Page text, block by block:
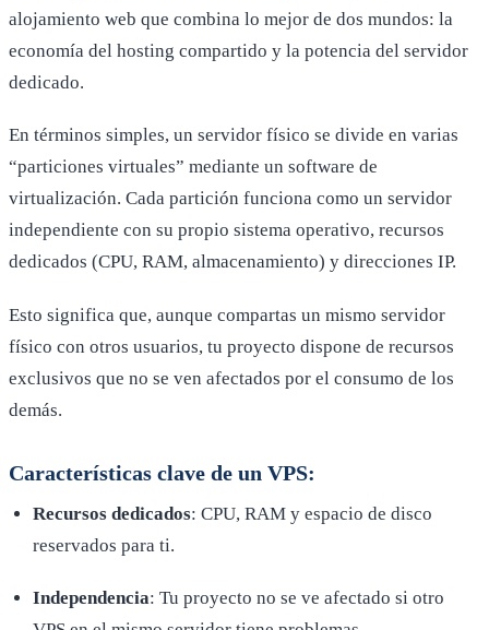
alojamiento web que combina lo mejor de dos mundos: la
economía del hosting compartido y la potencia del servidor
dedicado.
En términos simples, un servidor físico se divide en varias
“particiones virtuales” mediante un software de
virtualización. Cada partición funciona como un servidor
independiente con su propio sistema operativo, recursos
dedicados (CPU, RAM, almacenamiento) y direcciones IP.
Esto significa que, aunque compartas un mismo servidor
físico con otros usuarios, tu proyecto dispone de recursos
exclusivos que no se ven afectados por el consumo de los
demás.
Características clave de un VPS:
Recursos dedicados: CPU, RAM y espacio de disco
reservados para ti.
Independencia: Tu proyecto no se ve afectado si otro